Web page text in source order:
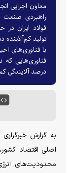
معاون اجرایی
راهبردی صنعت
فولاد ایران
با فناوری‌های
درصد آلایندگی
به گزارش
اصلی اقتصاد
محدودیت‌های